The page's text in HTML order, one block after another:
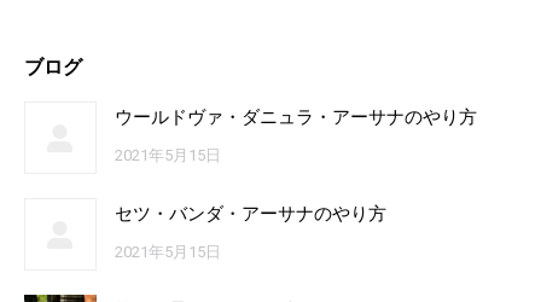
ブログ
ウールドヴァ・ダニュラ・アーサナのやり方
2021年5月15日
セツ・バンダ・アーサナのやり方
2021年5月15日